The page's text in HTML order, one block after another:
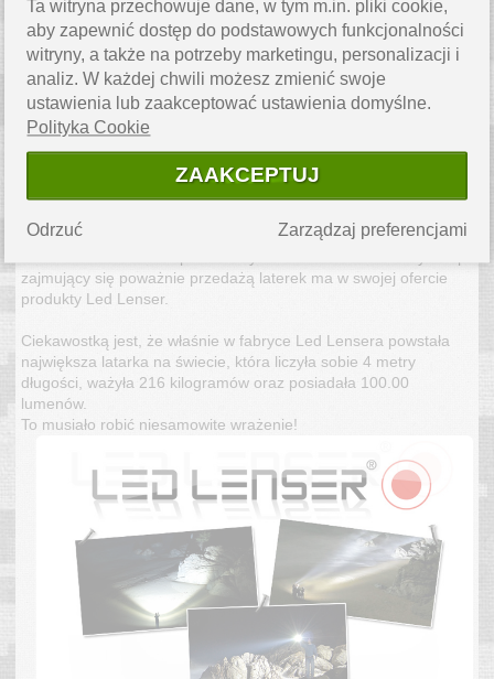
Firma Led Lenser powstała w 1994 roku w Niemczech. Założyli
ją dwaj bracia, którzy swą działalność zapoczątkowali w garażu z
niewielkim budżetem. Dzięki swej ziezwykłej pracowitości i
pomysłowości osiągneli ogromny sukces tworząc przy tym
znakomitą markę. Obecnie Led Lenser posiada trzy duże
fabryki, zatrudnia tysiące pracowników i ciągle udoskonala swoje
produkty, co czyni go jednym z największych producentów
latarek na świecie. Jest właścicielem ponad 200 patentów i
własnych rozwiązań technologicznych. Niemiecki perfekcjonizm
wykorzystywanych do produkcji pozwoliły stworzyć niezawodne
zajmujący się poważnie przedażą laterek ma w swojej ofercie
produkty Led Lenser.
Ciekawostką jest, że właśnie w fabryce Led Lensera powstała
największa latarka na świecie, która liczyła sobie 4 metry
długości, ważyła 216 kilogramów oraz posiadała 100.00
lumenów.
To musiało robić niesamowite wrażenie!
Ta witryna przechowuje dane, w tym m.in. pliki cookie,
aby zapewnić dostęp do podstawowych funkcjonalności
witryny, a także na potrzeby marketingu, personalizacji i
analiz. W każdej chwili możesz zmienić swoje
ustawienia lub zaakceptować ustawienia domyślne.
Polityka Cookie
ZAAKCEPTUJ
Zarządzaj preferencjami
Odrzuć